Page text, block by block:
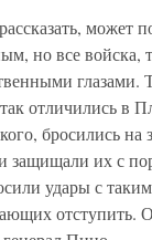
может
но все войска,
глазами.
отличились в
бросились на
их с
удары с
отступить.